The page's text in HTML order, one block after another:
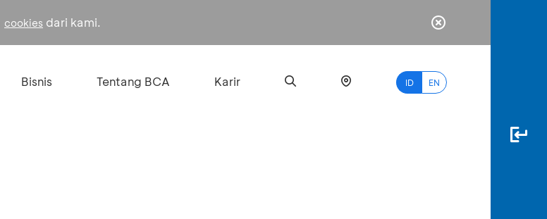
cookies dari kami.
Bisnis Tentang BCA Karir ID EN